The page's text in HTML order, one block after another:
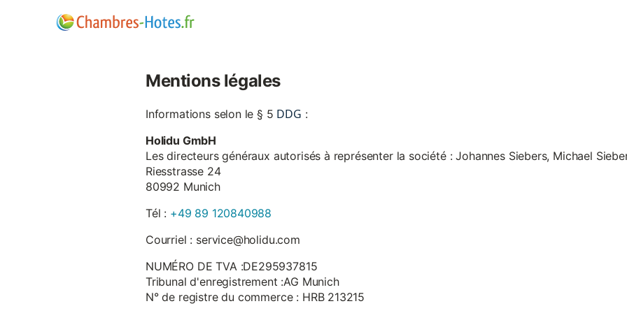
Mentions légales
Informations selon le § 5 DDG :
Holidu GmbH
Les directeurs généraux autorisés à représenter la société : Johannes Siebers, Michael
Riesstrasse 24
80992 Munich
Tél : +49 89 120840988
Courriel : service@holidu.com
NUMÉRO DE TVA :DE295937815
Tribunal d'enregistrement :AG Munich
N° de registre du commerce : HRB 213215